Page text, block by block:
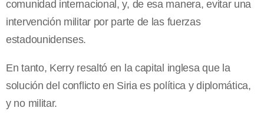
comunidad internacional, y, de esa manera, evitar una
intervención militar por parte de las fuerzas
estadounidenses.
En tanto, Kerry resaltó en la capital inglesa que la
solución del conflicto en Siria es política y diplomática,
y no militar.